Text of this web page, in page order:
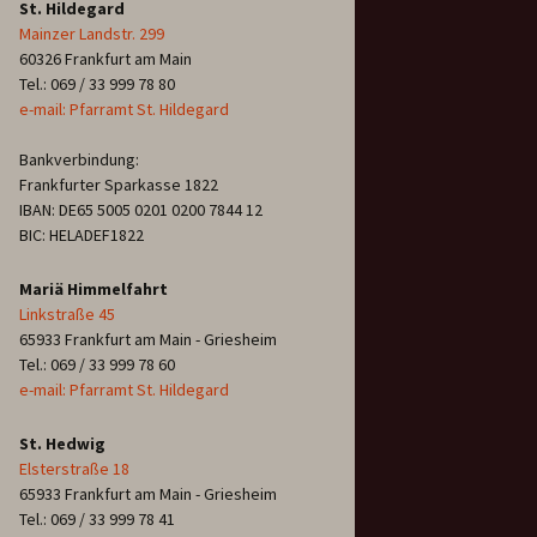
St. Hildegard
Mainzer Landstr. 299
60326 Frankfurt am Main
Tel.: 069 / 33 999 78 80
e-mail: Pfarramt St. Hildegard
Bankverbindung:
Frankfurter Sparkasse 1822
IBAN: DE65 5005 0201 0200 7844 12
BIC: HELADEF1822
Mariä Himmelfahrt
Linkstraße 45
65933 Frankfurt am Main - Griesheim
Tel.: 069 / 33 999 78 60
e-mail: Pfarramt St. Hildegard
St. Hedwig
Elsterstraße 18
65933 Frankfurt am Main - Griesheim
Tel.: 069 / 33 999 78 41